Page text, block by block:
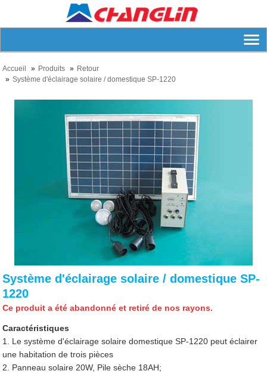
Accueil Produits
Retour
Système d'éclairage solaire / domestique SP-1220
Système d'éclairage solaire / domestique SP-
1220
Ce produit a été abandonné et retiré de nos rayons.
Caractéristiques
1. Le système d'éclairage solaire domestique SP-1220 peut éclairer
une habitation de trois pièces
2. Panneau solaire 20W, Pile sèche 18AH;